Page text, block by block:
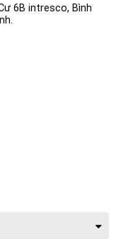
6B intresco, Bình